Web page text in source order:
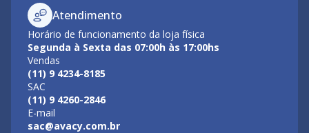
Atendimento
Horário de funcionamento da loja física
Segunda à Sexta das 07:00h às 17:00hs
Vendas
(11) 9 4234-8185
SAC
(11) 9 4260-2846
E-mail
sac@avacy.com.br